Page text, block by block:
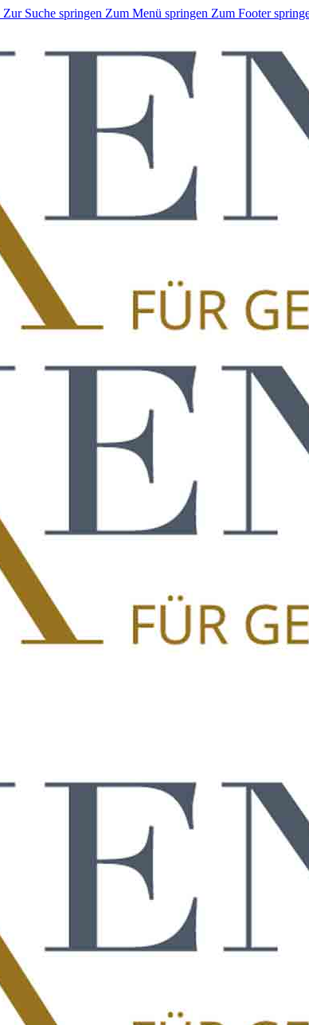
Zur Suche springen Zum Menü springen Zum Footer